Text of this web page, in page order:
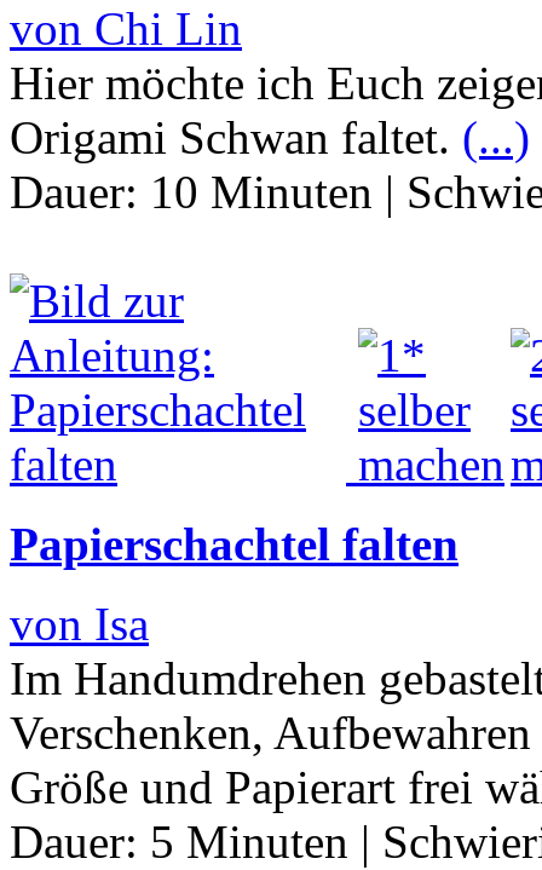
von Chi Lin
Hier möchte ich Euch
Origami Schwan faltet. (...)
Dauer: 10 Minuten |
Papierschachtel falten
von Isa
Im Handumdrehen
Verschenken,
Größe und Papierart frei
Dauer: 5 Minuten |